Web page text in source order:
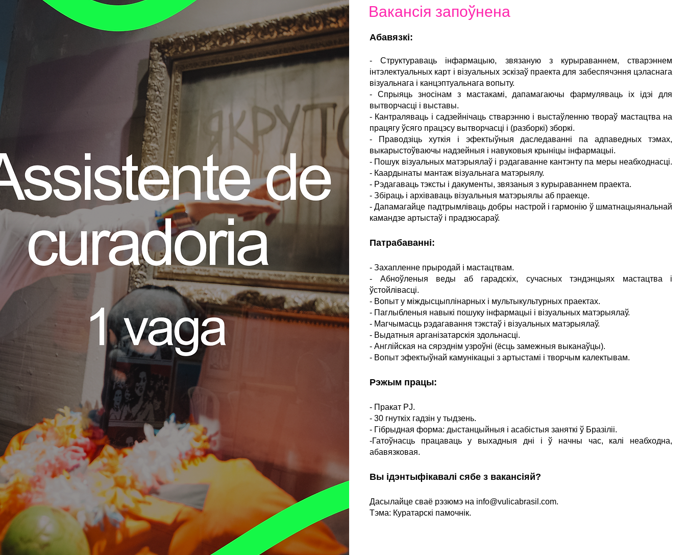
Вакансія запоўнена
Абавязкі:
- Структураваць інфармацыю, звязаную з курыраваннем, стварэннем
інтэлектуальных карт і візуальных эскізаў праекта для забеспячэння цэласнага
візуальнага і канцэптуальнага вопыту.
- Спрыяць зносінам з мастакамі, дапамагаючы фармуляваць іх ідэі для
вытворчасці і выставы.
- Кантраляваць і садзейнічаць стварэнню і выстаўленню твораў мастацтва на
працягу ўсяго працэсу вытворчасці і (разборкі) зборкі.
- Праводзіць хуткія і эфектыўныя даследаванні па адпаведных тэмах,
выкарыстоўваючы надзейныя і навуковыя крыніцы інфармацыі.
- Пошук візуальных матэрыялаў і рэдагаванне кантэнту па меры неабходнасці.
- Каардынаты мантаж візуальнага матэрыялу.
- Рэдагаваць тэксты і дакументы, звязаныя з курыраваннем праекта.
- Збіраць і архіваваць візуальныя матэрыялы аб праекце.
- Дапамагайце падтрымліваць добры настрой і гармонію ў шматнацыянальнай
камандзе артыстаў і прадзюсараў.
Патрабаванні:
- Захапленне прыродай і мастацтвам.
- Абноўленыя веды аб гарадскіх, сучасных тэндэнцыях мастацтва і
ўстойлівасці.
- Вопыт у міждысцыплінарных і мультыкультурных праектах.
- Паглыбленыя навыкі пошуку інфармацыі і візуальных матэрыялаў.
- Магчымасць рэдагавання тэкстаў і візуальных матэрыялаў.
- Выдатныя арганізатарскія здольнасці.
- Англійская на сярэднім узроўні (ёсць замежныя выканаўцы).
- Вопыт эфектыўнай камунікацыі з артыстамі і творчым калектывам.
Рэжым працы:
- Пракат PJ.
- 30 гнуткіх гадзін у тыдзень.
- Гібрыдная форма: дыстанцыйныя і асабістыя заняткі ў Бразіліі.
-Гатоўнасць працаваць у выхадныя дні і ў начны час, калі неабходна,
абавязковая.
Вы ідэнтыфікавалі сябе з вакансіяй?
Дасылайце сваё рэзюмэ на info@vulicabrasil.com.
Тэма: Куратарскі памочнік.